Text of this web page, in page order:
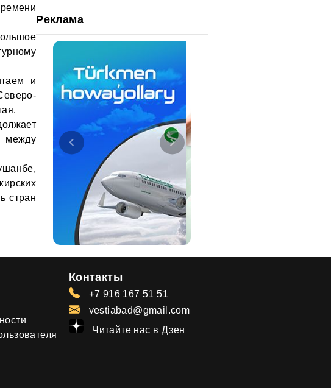
и
между
стран
Реклама
Контакты
+7 916 167 51 51
vestiabad@gmail.com
Читайте нас в Дзен